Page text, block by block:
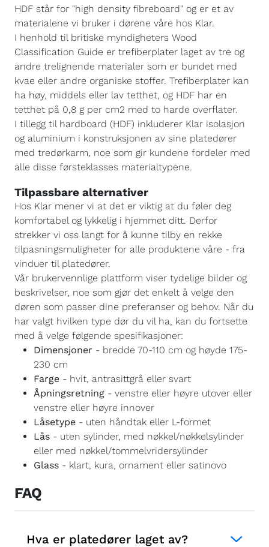
HDF står for "high density fibreboard" og er et av
materialene vi bruker i dørene våre hos Klar.
I henhold til britiske myndigheters Wood
Classification Guide er trefiberplater laget av tre og
andre trelignende materialer som er bundet med
kvae eller andre organiske stoffer. Trefiberplater kan
ha høy, middels eller lav tetthet, og HDF har en
tetthet på 0,8 g per cm2 med to harde overflater.
I tillegg til hardboard (HDF) inkluderer Klar isolasjon
og aluminium i konstruksjonen av sine platedører
med tredørkarm, noe som gir kundene fordeler med
alle disse førsteklasses materialtypene.
Tilpassbare alternativer
Hos Klar mener vi at det er viktig at du føler deg
komfortabel og lykkelig i hjemmet ditt. Derfor
strekker vi oss langt for å kunne tilby en rekke
tilpasningsmuligheter for alle produktene våre - fra
vinduer til platedører.
Vår brukervennlige plattform viser tydelige bilder og
beskrivelser, noe som gjør det enkelt å velge den
døren som passer dine preferanser og behov. Når du
har valgt hvilken type dør du vil ha, kan du fortsette
med å velge følgende spesifikasjoner:
Dimensjoner - bredde 70-110 cm og høyde 175-
230 cm
Farge - hvit, antrasittgrå eller svart
Åpningsretning - venstre eller høyre utover eller
venstre eller høyre innover
Låsetype - uten håndtak eller L-formet
Lås - uten sylinder, med nøkkel/nøkkelsylinder
eller med nøkkel/tommelvridersylinder
Glass - klart, kura, ornament eller satinovo
FAQ
Hva er platedører laget av?